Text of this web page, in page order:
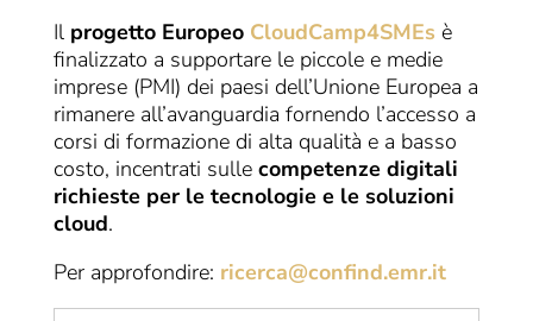
Il progetto Europeo CloudCamp4SMEs è
finalizzato a supportare le piccole e medie
imprese (PMI) dei paesi dell’Unione Europea a
rimanere all’avanguardia fornendo l’accesso a
corsi di formazione di alta qualità e a basso
costo, incentrati sulle competenze digitali
richieste per le tecnologie e le soluzioni
cloud.
Per approfondire: ricerca@confind.emr.it